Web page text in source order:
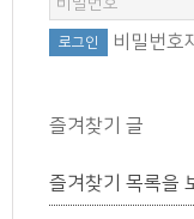
비밀번호
즐겨찾기 글
즐겨찾기 목록을